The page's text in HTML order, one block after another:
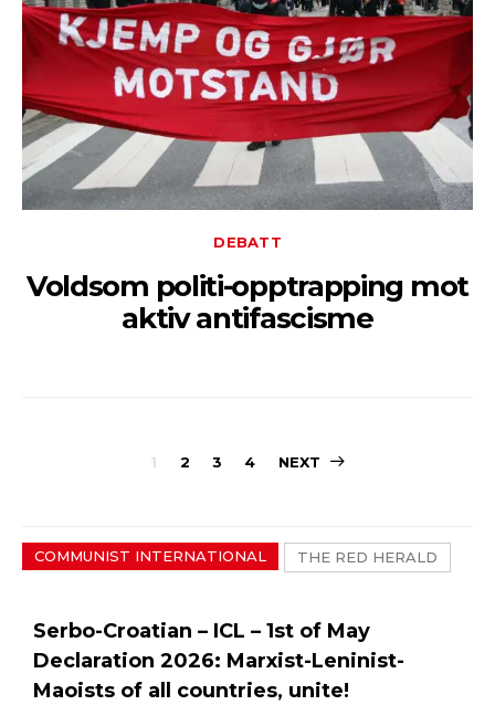
DEBATT
Voldsom politi-opptrapping mot
aktiv antifascisme
1 2 3 4 NEXT
COMMUNIST INTERNATIONAL THE RED HERALD
Serbo-Croatian – ICL – 1st of May
Declaration 2026: Marxist-Leninist-
Maoists of all countries, unite!